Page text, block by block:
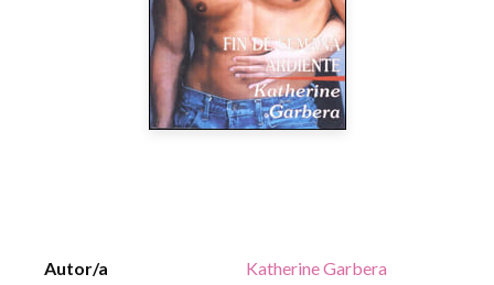
Autor/a Katherine Garbera